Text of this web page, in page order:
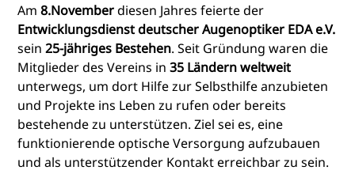
Am8.Novemberdiesen Jahres feierte der
Entwicklungsdienst deutscher Augenoptiker EDA e.V.
sein25-jähriges Bestehen. Seit Gründung waren die
Mitglieder des Vereins in35 Ländern weltweit
unterwegs, um dort Hilfe zur Selbsthilfe anzubieten
und Projekte ins Leben zu rufen oder bereits
bestehende zu unterstützen. Ziel sei es, eine
funktionierende optische Versorgung aufzubauen
und als unterstützender Kontakt erreichbar zu sein.